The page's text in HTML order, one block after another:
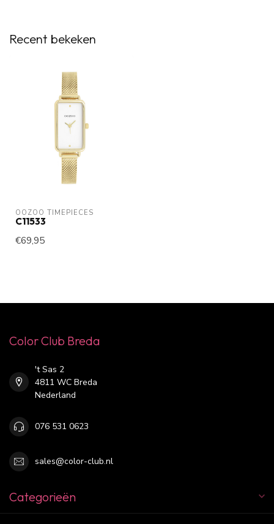
Recent bekeken
OOZOO TIMEPIECES
C11533
€69,95
Color Club Breda
't Sas 2
4811 WC Breda
Nederland
076 531 0623
sales@color-club.nl
Categorieën